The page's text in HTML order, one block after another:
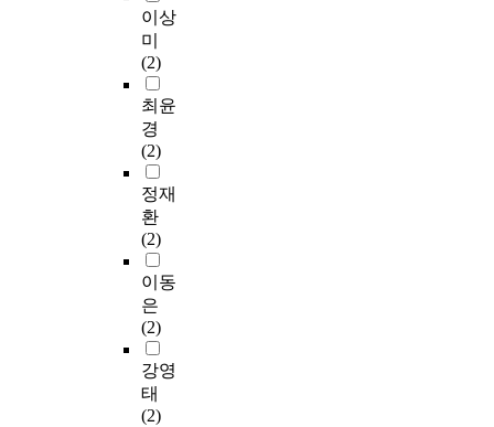
이상
미
(2)
최윤
경
(2)
정재
환
(2)
이동
은
(2)
강영
태
(2)